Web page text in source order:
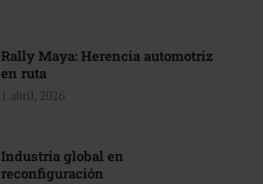
Rally Maya: Herencia automotriz
en ruta
1 abril, 2026
Industria global en
reconfiguración